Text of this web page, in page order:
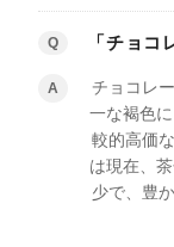
Q 「チョコ
A
チョコレ
一な褐色
較的高価
は現​​在、
少で、豊